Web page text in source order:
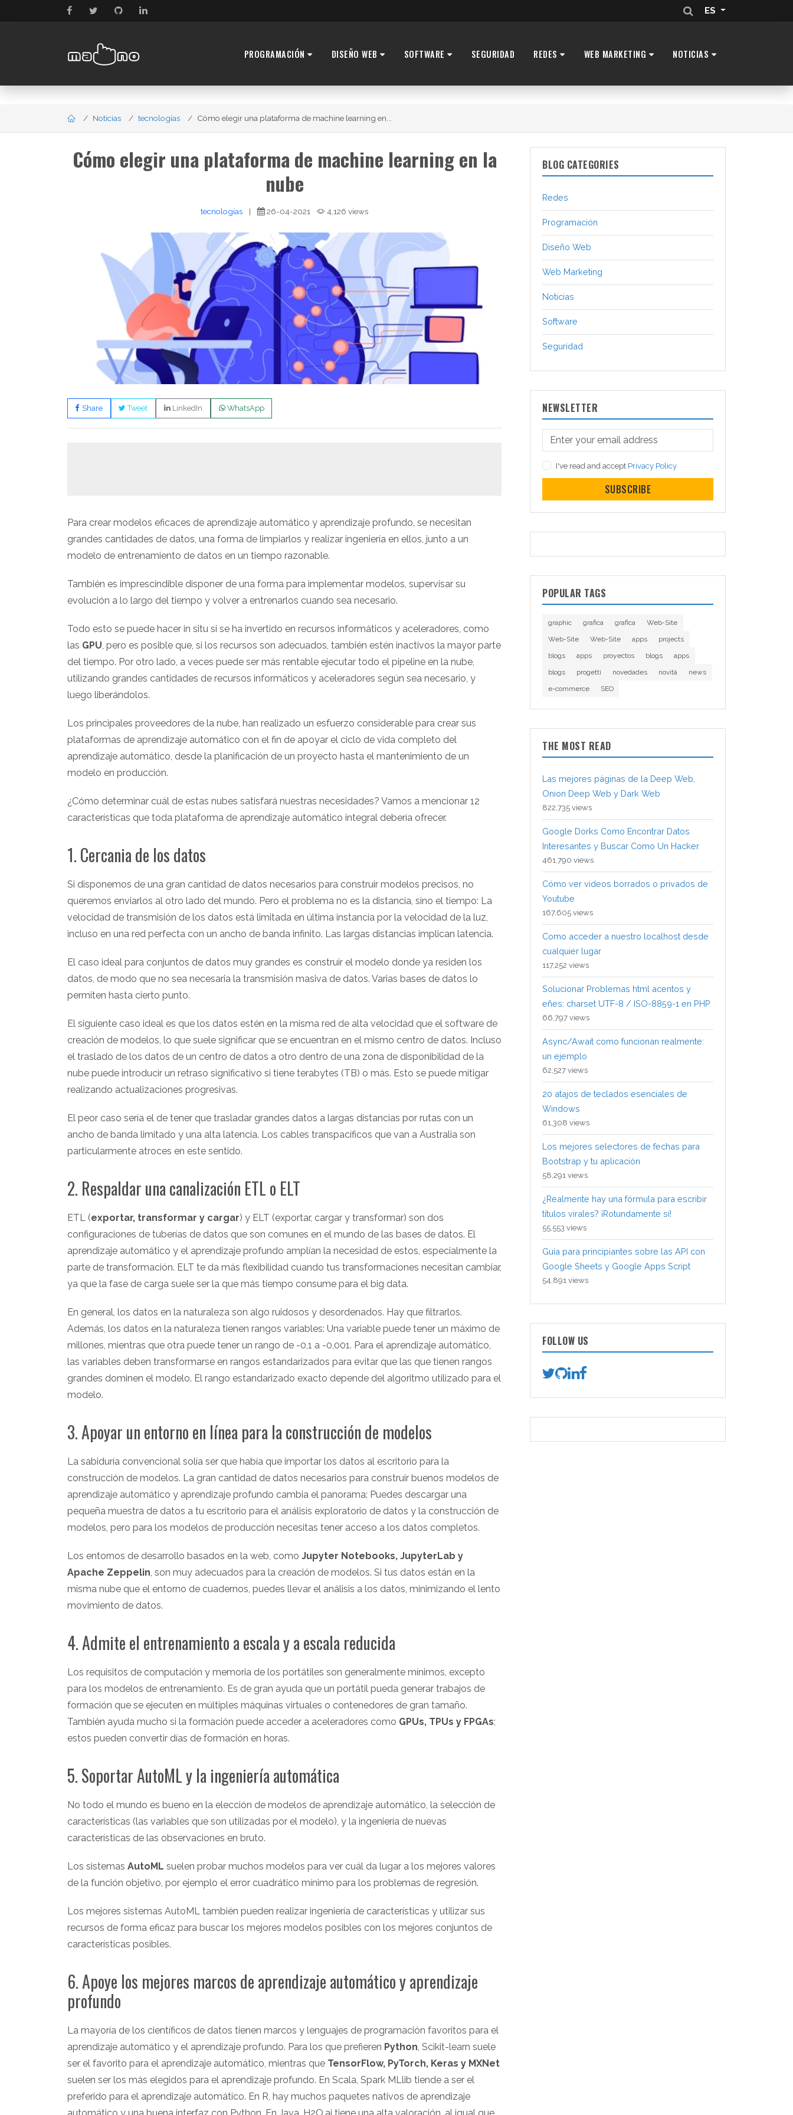
ES
PROGRAMACIÓN DISEÑO WEB SOFTWARE SEGURIDAD REDES WEB MARKETING NOTICIAS
Noticias tecnologías Cómo elegir una plataforma de machine learning en...
Cómo elegir una plataforma de machine learning en la
nube
tecnologías | 26-04-2021 4,126 views
Share Tweet LinkedIn WhatsApp
Para crear modelos eficaces de aprendizaje automático y aprendizaje profundo, se necesitan
grandes cantidades de datos, una forma de limpiarlos y realizar ingeniería en ellos, junto a un
modelo de entrenamiento de datos en un tiempo razonable.
También es imprescindible disponer de una forma para implementar modelos, supervisar su
evolución a lo largo del tiempo y volver a entrenarlos cuando sea necesario.
Todo esto se puede hacer in situ si se ha invertido en recursos informáticos y aceleradores, como
las GPU , pero es posible que, si los recursos son adecuados, también estén inactivos la mayor parte
del tiempo. Por otro lado, a veces puede ser más rentable ejecutar todo el pipeline en la nube,
utilizando grandes cantidades de recursos informáticos y aceleradores según sea necesario, y
luego liberándolos.
Los principales proveedores de la nube, han realizado un esfuerzo considerable para crear sus
plataformas de aprendizaje automático con el fin de apoyar el ciclo de vida completo del
aprendizaje automático, desde la planificación de un proyecto hasta el mantenimiento de un
modelo en producción.
¿Cómo determinar cuál de estas nubes satisfará nuestras necesidades? Vamos a mencionar 12
características que toda plataforma de aprendizaje automático integral debería ofrecer.
1. Cercania de los datos
Si disponemos de una gran cantidad de datos necesarios para construir modelos precisos, no
queremos enviarlos al otro lado del mundo. Pero el problema no es la distancia, sino el tiempo: La
velocidad de transmisión de los datos está limitada en última instancia por la velocidad de la luz,
incluso en una red perfecta con un ancho de banda infinito. Las largas distancias implican latencia.
El caso ideal para conjuntos de datos muy grandes es construir el modelo donde ya residen los
datos, de modo que no sea necesaria la transmisión masiva de datos. Varias bases de datos lo
permiten hasta cierto punto.
El siguiente caso ideal es que los datos estén en la misma red de alta velocidad que el software de
creación de modelos, lo que suele significar que se encuentran en el mismo centro de datos. Incluso
el traslado de los datos de un centro de datos a otro dentro de una zona de disponibilidad de la
nube puede introducir un retraso significativo si tiene terabytes (TB) o más. Esto se puede mitigar
realizando actualizaciones progresivas.
El peor caso sería el de tener que trasladar grandes datos a largas distancias por rutas con un
ancho de banda limitado y una alta latencia. Los cables transpacíficos que van a Australia son
particularmente atroces en este sentido.
2. Respaldar una canalización ETL o ELT
ETL (exportar, transformar y cargar) y ELT (exportar, cargar y transformar) son dos
configuraciones de tuberías de datos que son comunes en el mundo de las bases de datos. El
aprendizaje automático y el aprendizaje profundo amplían la necesidad de estos, especialmente la
parte de transformación. ELT te da más flexibilidad cuando tus transformaciones necesitan cambiar,
ya que la fase de carga suele ser la que más tiempo consume para el big data.
En general, los datos en la naturaleza son algo ruidosos y desordenados. Hay que filtrarlos.
Además, los datos en la naturaleza tienen rangos variables: Una variable puede tener un máximo de
millones, mientras que otra puede tener un rango de -0,1 a -0,001. Para el aprendizaje automático,
las variables deben transformarse en rangos estandarizados para evitar que las que tienen rangos
grandes dominen el modelo. El rango estandarizado exacto depende del algoritmo utilizado para el
modelo.
3. Apoyar un entorno en línea para la construcción de modelos
La sabiduría convencional solía ser que había que importar los datos al escritorio para la
construcción de modelos. La gran cantidad de datos necesarios para construir buenos modelos de
aprendizaje automático y aprendizaje profundo cambia el panorama: Puedes descargar una
pequeña muestra de datos a tu escritorio para el análisis exploratorio de datos y la construcción de
modelos, pero para los modelos de producción necesitas tener acceso a los datos completos.
Los entornos de desarrollo basados en la web, como Jupyter Notebooks, JupyterLab y
Apache Zeppelin , son muy adecuados para la creación de modelos. Si tus datos están en la
misma nube que el entorno de cuadernos, puedes llevar el análisis a los datos, minimizando el lento
movimiento de datos.
4. Admite el entrenamiento a escala y a escala reducida
Los requisitos de computación y memoria de los portátiles son generalmente mínimos, excepto
para los modelos de entrenamiento. Es de gran ayuda que un portátil pueda generar trabajos de
formación que se ejecuten en múltiples máquinas virtuales o contenedores de gran tamaño.
También ayuda mucho si la formación puede acceder a aceleradores como GPUs, TPUs y FPGAs;
estos pueden convertir días de formación en horas.
5. Soportar AutoML y la ingeniería automática
No todo el mundo es bueno en la elección de modelos de aprendizaje automático, la selección de
características (las variables que son utilizadas por el modelo), y la ingeniería de nuevas
características de las observaciones en bruto.
Los sistemas AutoML suelen probar muchos modelos para ver cuál da lugar a los mejores valores
de la función objetivo, por ejemplo el error cuadrático mínimo para los problemas de regresión.
Los mejores sistemas AutoML también pueden realizar ingeniería de características y utilizar sus
recursos de forma eficaz para buscar los mejores modelos posibles con los mejores conjuntos de
características posibles.
6. Apoye los mejores marcos de aprendizaje automático y aprendizaje
profundo
La mayoría de los científicos de datos tienen marcos y lenguajes de programación favoritos para el
aprendizaje automático y el aprendizaje profundo. Para los que prefieren Python , Scikit-learn suele
ser el favorito para el aprendizaje automático, mientras que TensorFlow, PyTorch, Keras y MXNet
suelen ser los más elegidos para el aprendizaje profundo. En Scala, Spark MLlib tiende a ser el
preferido para el aprendizaje automático. En R, hay muchos paquetes nativos de aprendizaje
BLOG CATEGORIES
Redes
Programación
Diseño Web
Web Marketing
Noticias
Software
Seguridad
NEWSLETTER
I've read and accept Privacy Policy
SUBSCRIBE
POPULAR TAGS
graphic grafica grafica
Web-Site
Web-Site
Web-Site apps
projects
blogs
apps proyectos blogs
apps
blogs
progetti novedades novità
news
e-commerce
SEO
THE MOST READ
Las mejores páginas de la Deep Web,
Onion Deep Web y Dark Web
822,735 views
Google Dorks Como Encontrar Datos
Interesantes y Buscar Como Un Hacker
461,790 views
Cómo ver videos borrados o privados de
Youtube
167,605 views
Como acceder a nuestro localhost desde
cualquier lugar
117,252 views
Solucionar Problemas html acentos y
eñes: charset UTF-8 / ISO-8859-1 en PHP
66,797 views
Async/Await como funcionan realmente:
un ejemplo
62,527 views
20 atajos de teclados esenciales de
Windows
61,308 views
Los mejores selectores de fechas para
Bootstrap y tu aplicación
58,291 views
¿Realmente hay una fórmula para escribir
títulos virales? ¡Rotundamente sí!
55,553 views
Guía para principiantes sobre las API con
Google Sheets y Google Apps Script
54,891 views
FOLLOW US